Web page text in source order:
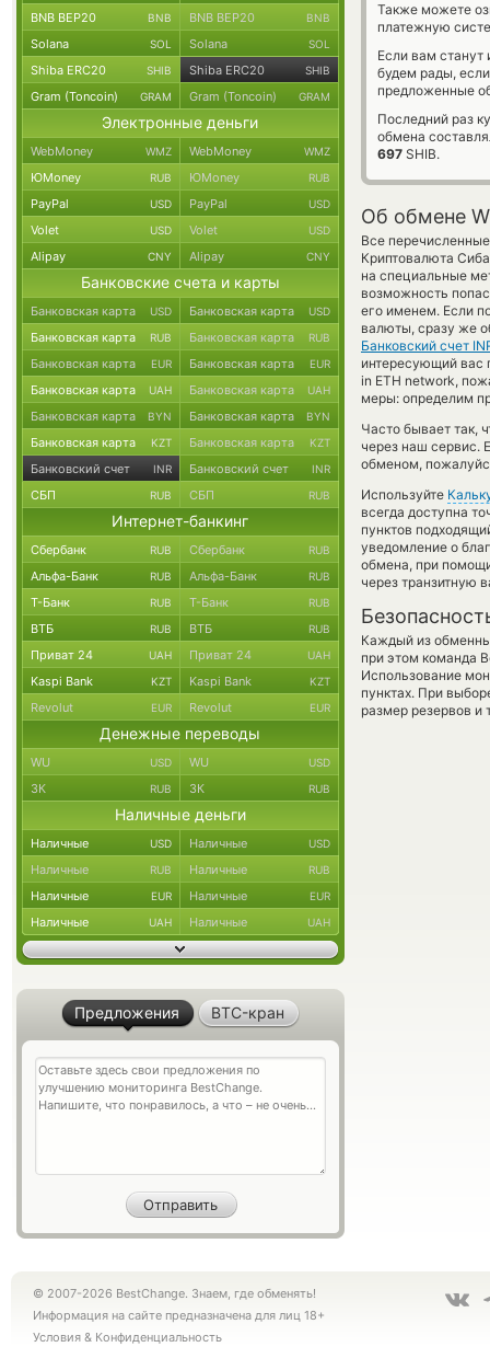
Также можете
платежную
Если вам
будем рады,
предложенные
Последний раз
обмена
697 SHIB.
Об обмене
Все
Криптовалюта
на специальные
возможность
его именем. Если
валюты, сразу же
Банковский счет
интересующий вас
in ETH network,
меры: определим
Часто бывает так,
через наш сервис.
обменом,
Используйте
всегда доступна
пунктов
уведомление о
обмена, при
через транзитную
Каждый из
при этом команда
Использование
пунктах. При
размер резервов и
BNB BEP20 BNB BNB BEP20 BNB
Solana SOL Solana SOL
Shiba ERC20 SHIB Shiba ERC20 SHIB
Gram (Toncoin) GRAM Gram (Toncoin) GRAM
Электронные деньги
WebMoney WMZ WebMoney WMZ
ЮMoney RUB ЮMoney RUB
PayPal USD PayPal USD
Volet USD Volet USD
Alipay CNY Alipay CNY
Банковские счета и карты
Банковская карта USD Банковская карта USD
Банковская карта RUB Банковская карта RUB
Банковская карта EUR Банковская карта EUR
Банковская карта UAH Банковская карта UAH
Банковская карта BYN Банковская карта BYN
Банковская карта KZT Банковская карта KZT
Банковский счет INR Банковский счет INR
СБП RUB СБП RUB
Интернет-банкинг
Сбербанк RUB Сбербанк RUB
Альфа-Банк RUB Альфа-Банк RUB
Т-Банк RUB Т-Банк RUB
ВТБ RUB ВТБ RUB
Приват 24 UAH Приват 24 UAH
Kaspi Bank KZT Kaspi Bank KZT
Revolut EUR Revolut EUR
Денежные переводы
WU USD WU USD
ЗК RUB ЗК RUB
Наличные деньги
Наличные USD Наличные USD
Наличные RUB Наличные RUB
Наличные EUR Наличные EUR
Наличные UAH Наличные UAH
Предложения BTC-кран
© 2007-2026 BestChange. Знаем, где обменять!
Информация на сайте предназначена для лиц 18+
Условия & Конфиденциальность